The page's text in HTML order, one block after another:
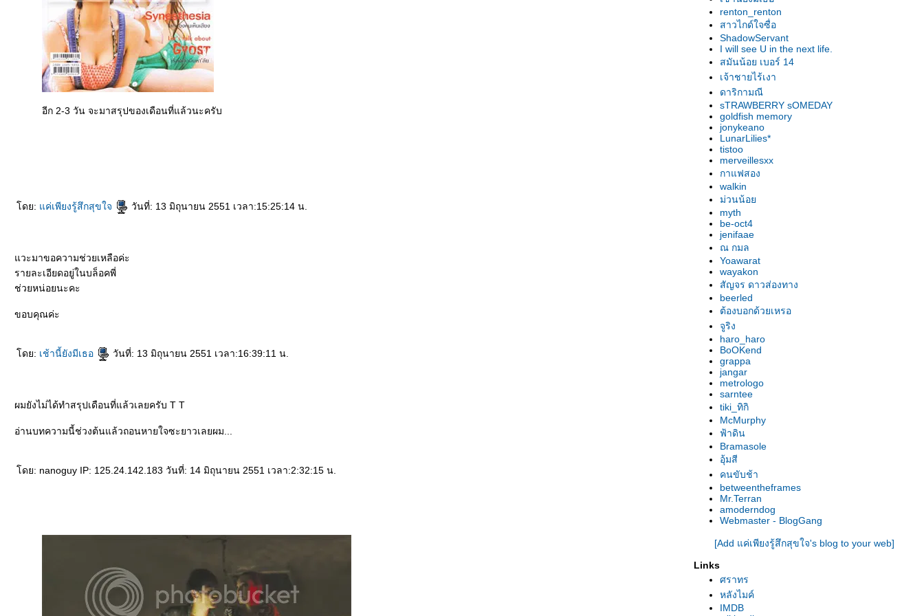
อีก 2-3 วัน จะมาสรุปของเดือนที่แล้วนะครับ
ดย: ค่เพียงรู้สึกสุขใจ วันที่: 13 มิถุนายน 2551 เวลา:15:25:14 น.
วะมาขอความช่วยเหลือค่ะ
รายละเอียดอยู่ในบล็อคพี่
ช่วยหน่อยนะคะ
ขอบคุณค่ะ
ดย: เช้านี้ยังมีเธอ วันที่: 13 มิถุนายน 2551 เวลา:16:39:11 น.
ผมยังไม่ได้ทำสรุปเดือนที่แล้วเลยครับ T T
อ่านบทความนี้ช่วงต้นแล้วถอนหายใจซะยาวเลยผม...
ดย: nanoguy IP: 125.24.142.183 วันที่: 14 มิถุนายน 2551 เวลา:2:32:15 น.
Flashbacks of a Fool คนโง่รำลึก
And When Did You Last See Your Father?
ภาพของพ่อ
The Boy in the Striped Pyjamas แตกต่างใน
ลกเดียวกัน
Gran Torino เรารักเพื่อนบ้าน
Departures การเดินทางแห่งชีวิต
Gomorra เมืองมาเฟี
ภาพยนตร์แห่ง ‘ชาด’
Grace Is Gone ผู้หญิงแนวหน้า ผู้ชายแนวหลัง
The Road to San Diego ศรัทธาใน‘เสือเตี้ย’
Into the Wild ปลายทางอันไร้เดียงสา
Slumdog Millionaire เด็กสลัมเงินล้าน การ
ตลาดไร้ราก
The Silly Age เปลี่ยนผ่านครั้งสำคัญ
The Year My Parents Went on Vacation โฮม
อะโลน กับเปเล่
It's Hard to Be Nice สักวันต้องได้ดี
Ben X ...ซับซ้อนและเปราะบาง
Caramel หวาน-แสบ-สวยงาม
The Class บทเรียนความรุนแรง
Kings ค่ำคืนหลงคว้างของเศษชิ้นส่วนแห่ง
มหานคร
จาก Kolya ถึง Empties สุดท้ายคือความว่าง
เปล่า?
The Unknown Woman มุมมืดของ‘ตอร์นาโตเร’
Dokuz คำให้การจากตุรกี
Heima ผลึกเพลงสงบงาม...ในอ้อมกอดของบ้าน
เกิด
Cocalero ฮีโร่‘โบลิเวีย’
The Blood of My Brother & Iraq in Fragments
: อิรัก เรียลิตี้
12:08 East of Bucharest เวลาแห่งการเริ่มต้น
Rescue Dawn แหกค่ายขังตัวตน
Mongol ‘เจงกิสข่าน’คาซักสถาน
6 : 30 ชั่วการครบรอบของคืนวัน
Something Like Happiness ความสุขอยู่ที่ใด
The Counterfeiters นักปลอมชะตากรรม
‘ศรีบูรพา’ รำลึก : ‘ข้างหลังภาพ’ บนแผ่นฟิล์ม
Lions for Lambs + Michael Clayton ว่าด้ว
renton_renton
สาวไกด์ใจซื่อ
ShadowServant
I will see U in the next life.
สมันน้อย เบอร์ 14
เจ้าชายไร้เงา
ดาริกามณี
sTRAWBERRY sOMEDAY
goldfish memory
jonykeano
LunarLilies*
tistoo
merveillesxx
กาแฟสอง
walkin
ม่วนน้อ
myth
be-oct4
jenifaae
ณ กมล
Yoawarat
wayakon
สัญจร ดาวส่องทาง
beerled
ต้องบอกด้วยเหรอ
จูริง
haro_haro
BoOKend
grappa
jangar
metrologo
sarntee
tiki_ทิกิ
McMurphy
ฟ้าดิน
Bramasole
อุ้มสี
คนขับช้า
betweentheframes
Mr.Terran
amoderndog
Webmaster - BlogGang
[Add แค่เพียงรู้สึกสุขใจ's blog to your web]
Links
ศราทร
หลังไมค์
IMDB